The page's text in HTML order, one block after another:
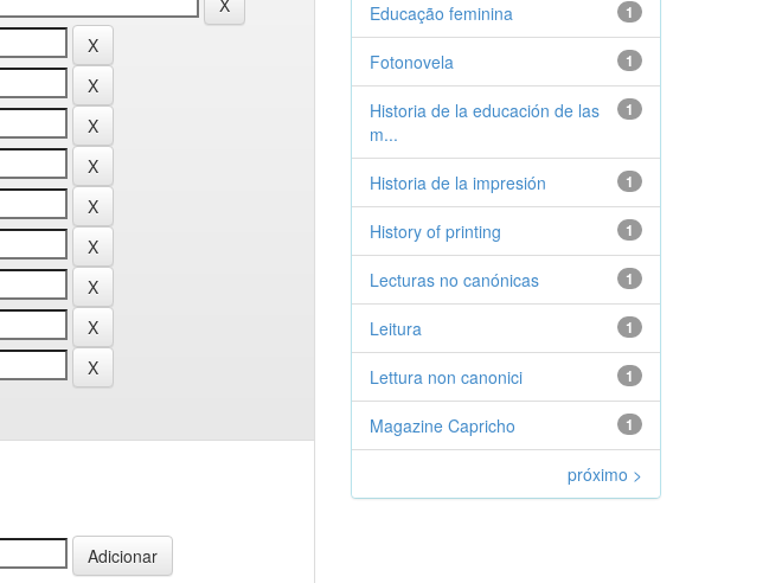
1
Educação feminina
1
Fotonovela
1
Historia de la educación de las
m...
1
Historia de la impresión
1
History of printing
1
Lecturas no canónicas
1
Leitura
1
Lettura non canonici
1
Magazine Capricho
próximo >